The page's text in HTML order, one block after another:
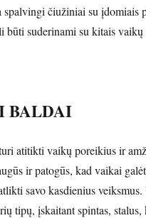
spalvingi čiužiniai su įdomiais
būti suderinami su kitais
BALDAI
atitikti vaikų poreikius ir
ir patogūs, kad vaikai
savo kasdienius
tipų, įskaitant spintas, stalus,